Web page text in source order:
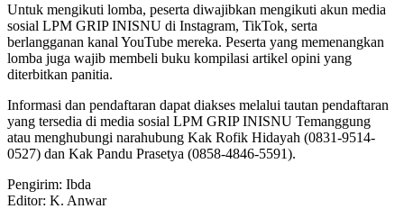
Untuk mengikuti lomba, peserta diwajibkan mengikuti akun media
sosial LPM GRIP INISNU di Instagram, TikTok, serta
berlangganan kanal YouTube mereka. Peserta yang memenangkan
lomba juga wajib membeli buku kompilasi artikel opini yang
diterbitkan panitia.
Informasi dan pendaftaran dapat diakses melalui tautan pendaftaran
yang tersedia di media sosial LPM GRIP INISNU Temanggung
atau menghubungi narahubung Kak Rofik Hidayah (0831-9514-
0527) dan Kak Pandu Prasetya (0858-4846-5591).
Pengirim: Ibda
Editor: K. Anwar